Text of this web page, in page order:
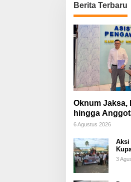
Berita Terbaru
Oknum Jaksa,
hingga
Diduga
Pemerasan
6 Agustus 2026
Aksi
3